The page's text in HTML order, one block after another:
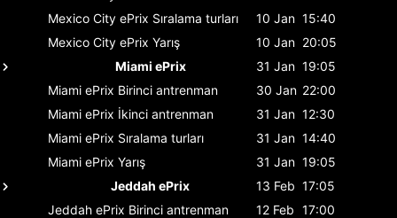
Mexico City ePrix Sıralama turları 10 Jan 15:40
Mexico City ePrix Yarış 10 Jan 20:05
Miami ePrix
31 Jan 19:05
Miami ePrix Birinci antrenman 30 Jan 22:00
Miami ePrix İkinci antrenman 31 Jan 12:30
Miami ePrix Sıralama turları 31 Jan 14:40
Miami ePrix Yarış 31 Jan 19:05
Jeddah ePrix
13 Feb 17:05
Jeddah ePrix Birinci antrenman 12 Feb 17:00